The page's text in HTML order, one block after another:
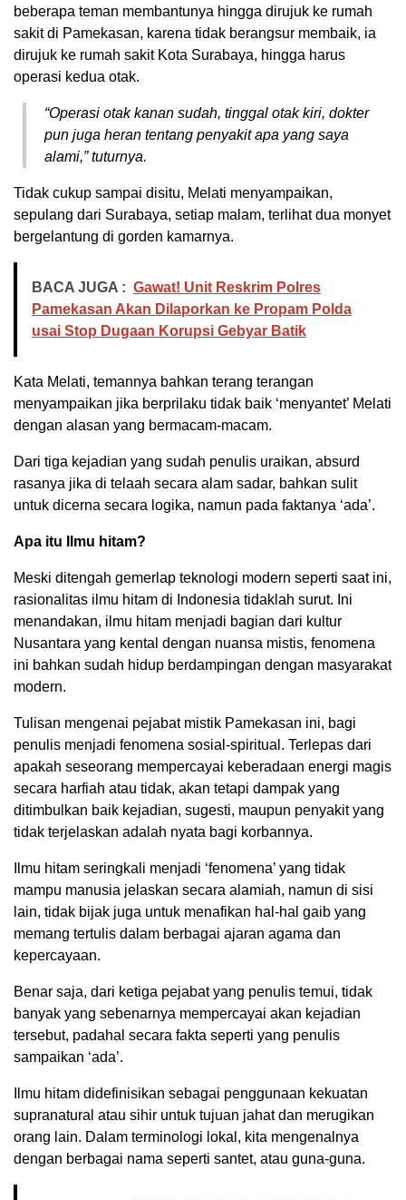
beberapa teman membantunya hingga dirujuk ke rumah
sakit di Pamekasan, karena tidak berangsur membaik, ia
dirujuk ke rumah sakit Kota Surabaya, hingga harus
operasi kedua otak.
“Operasi otak kanan sudah, tinggal otak kiri, dokter
pun juga heran tentang penyakit apa yang saya
alami,” tuturnya.
Tidak cukup sampai disitu, Melati menyampaikan,
sepulang dari Surabaya, setiap malam, terlihat dua monyet
bergelantung di gorden kamarnya.
BACA JUGA : Gawat! Unit Reskrim Polres
Pamekasan Akan Dilaporkan ke Propam Polda
usai Stop Dugaan Korupsi Gebyar Batik
Kata Melati, temannya bahkan terang terangan
menyampaikan jika berprilaku tidak baik ‘menyantet’ Melati
dengan alasan yang bermacam-macam.
Dari tiga kejadian yang sudah penulis uraikan, absurd
rasanya jika di telaah secara alam sadar, bahkan sulit
untuk dicerna secara logika, namun pada faktanya ‘ada’.
Apa itu Ilmu hitam?
Meski ditengah gemerlap teknologi modern seperti saat ini,
rasionalitas ilmu hitam di Indonesia tidaklah surut. Ini
menandakan, ilmu hitam menjadi bagian dari kultur
Nusantara yang kental dengan nuansa mistis, fenomena
ini bahkan sudah hidup berdampingan dengan masyarakat
modern.
Tulisan mengenai pejabat mistik Pamekasan ini, bagi
penulis menjadi fenomena sosial-spiritual. Terlepas dari
apakah seseorang mempercayai keberadaan energi magis
secara harfiah atau tidak, akan tetapi dampak yang
ditimbulkan baik kejadian, sugesti, maupun penyakit yang
tidak terjelaskan adalah nyata bagi korbannya.
Ilmu hitam seringkali menjadi ‘fenomena’ yang tidak
mampu manusia jelaskan secara alamiah, namun di sisi
lain, tidak bijak juga untuk menafikan hal-hal gaib yang
memang tertulis dalam berbagai ajaran agama dan
kepercayaan.
Benar saja, dari ketiga pejabat yang penulis temui, tidak
banyak yang sebenarnya mempercayai akan kejadian
tersebut, padahal secara fakta seperti yang penulis
sampaikan ‘ada’.
Ilmu hitam didefinisikan sebagai penggunaan kekuatan
supranatural atau sihir untuk tujuan jahat dan merugikan
orang lain. Dalam terminologi lokal, kita mengenalnya
dengan berbagai nama seperti santet, atau guna-guna.